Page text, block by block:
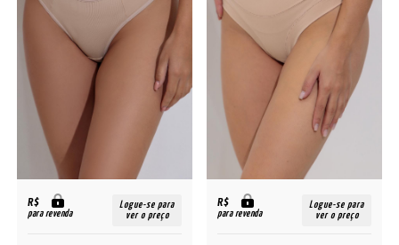
R$
para revenda
Logue-se para
ver o preço
R$
para revenda
Logue-se para
ver o preço